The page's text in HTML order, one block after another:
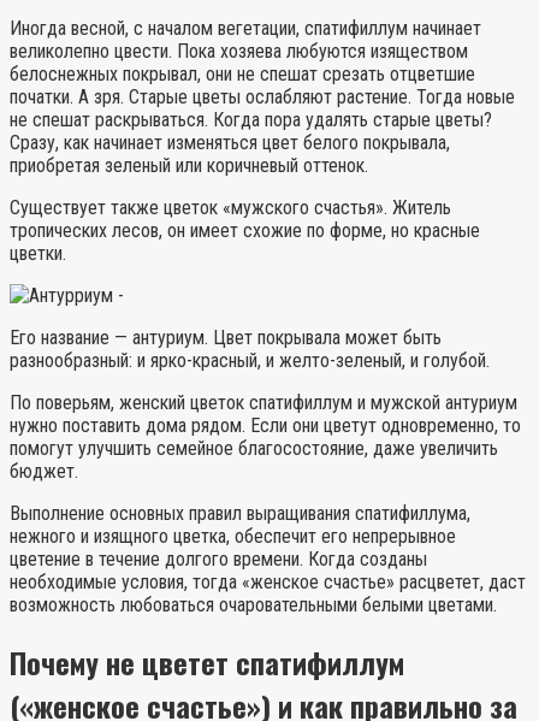
Иногда весной, с началом вегетации, спатифиллум начинает
великолепно цвести. Пока хозяева любуются изяществом
белоснежных покрывал, они не спешат срезать отцветшие
початки. А зря. Старые цветы ослабляют растение. Тогда новые
не спешат раскрываться. Когда пора удалять старые цветы?
Сразу, как начинает изменяться цвет белого покрывала,
приобретая зеленый или коричневый оттенок.
Существует также цветок «мужского счастья». Житель
тропических лесов, он имеет схожие по форме, но красные
цветки.
Его название — антуриум. Цвет покрывала может быть
разнообразный: и ярко-красный, и желто-зеленый, и голубой.
По поверьям, женский цветок спатифиллум и мужской антуриум
нужно поставить дома рядом. Если они цветут одновременно, то
помогут улучшить семейное благосостояние, даже увеличить
бюджет.
Выполнение основных правил выращивания спатифиллума,
нежного и изящного цветка, обеспечит его непрерывное
цветение в течение долгого времени. Когда созданы
необходимые условия, тогда «женское счастье» расцветет, даст
возможность любоваться очаровательными белыми цветами.
Почему не цветет спатифиллум
(«женское счастье») и как правильно за